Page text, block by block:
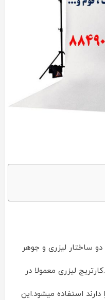
ساختار لیزری و جوهر
لیزری معمولا در
دارند استفاده میشود.این